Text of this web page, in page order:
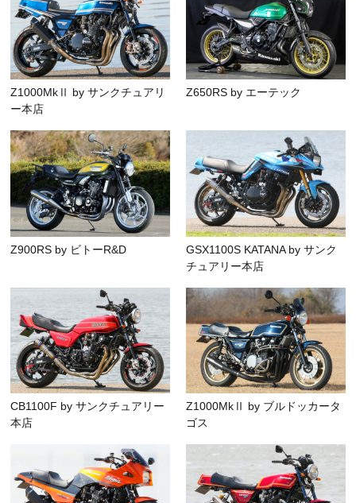
Z1000MkⅡ by サンクチュアリ
ー本店
Z650RS by エーテック
Z900RS by ビトーR&D
GSX1100S KATANA by サンク
チュアリー本店
CB1100F by サンクチュアリー
本店
Z1000MkⅡ by ブルドッカータ
ゴス